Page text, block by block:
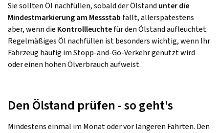
Sie sollten Öl nachfüllen, sobald der Ölstand unter die
Mindestmarkierung am Messstab fällt, allerspätestens
aber, wenn die Kontrollleuchtefür den Ölstand aufleuchtet.
Regelmäßiges Öl nachfüllen ist besonders wichtig, wenn Ihr
Fahrzeug häufig im Stopp-and-Go-Verkehr genutzt wird
oder einen hohen Ölverbrauch aufweist.
Den Ölstand prüfen - so geht's
Mindestens einmal im Monat oder vor längeren Fahrten. Den